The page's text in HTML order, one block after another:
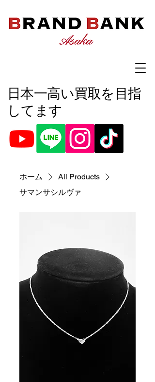
​日本一高い買取を目指
してます
ホーム
All Products
サマンサシルヴァ